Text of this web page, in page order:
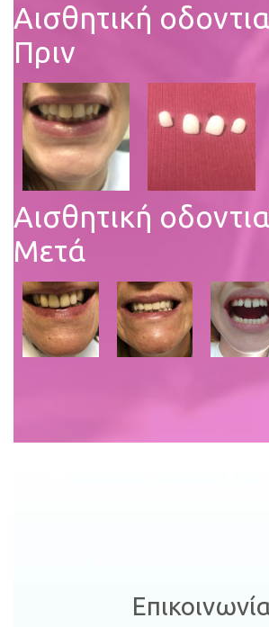
Αισθητική
Πριν
Αισθητική
Μετά